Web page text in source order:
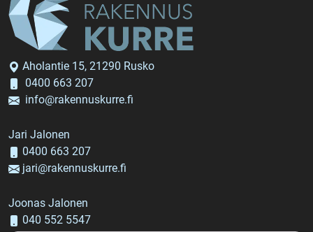
Aholantie 15, 21290 Rusko
0400 663 207
info@rakennuskurre.fi
Jari Jalonen
0400 663 207
jari@rakennuskurre.fi
Joonas Jalonen
040 552 5547